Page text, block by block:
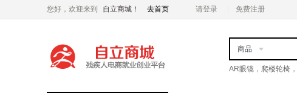
您好，欢迎来到 自立商城！ 去首页 请登录 免费注册
商品
AR眼镜，爬楼轮椅